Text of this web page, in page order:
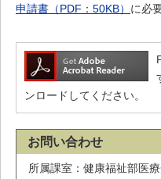
申請書（PDF：50KB） に必
ンロードしてください。
お問い合わせ
所属課室：健康福祉部医